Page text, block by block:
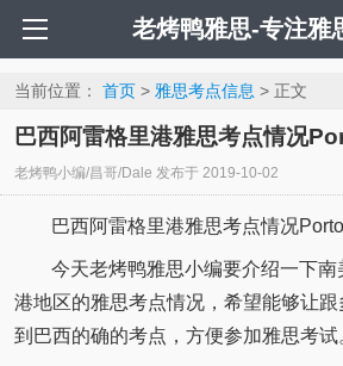
老烤鸭雅思-专注雅
当前位置： 首页> 雅思考点信息 > 正文
巴西阿雷格里港雅思考点情况
老烤鸭小编/昌哥/Dale 发布于 2019-10-02
巴西阿雷格里港雅思考点情况
今天老烤鸭雅思小编要介绍一下南
港地区的雅思考点情况，希望能够让
到巴西的确的考点，方便参加雅思考试